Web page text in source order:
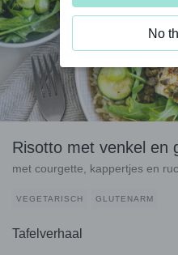
Risotto met venkel en
met courgette, kappertjes en
VEGETARISCH GLUTENARM
Tafelverhaal
No